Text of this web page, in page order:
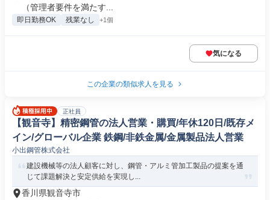
（管理者要件を満たす...
即日勤務OK 残業なし +1個
気になる
この企業の類似求人を見る
正社員
【観音寺】精密鋼管の法人営業・購買/年休120日/既存メ
イン/グローバル企業 鉄鋼/非鉄金属/金属製品法人営業
小出鋼管株式会社
建設機械等の法人顧客に対し、鋼管・アルミ管加工製品の提案を通
じて課題解決と安定供給を実現し...
香川県観音寺市